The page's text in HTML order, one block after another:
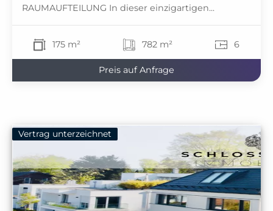
RAUMAUFTEILUNG In dieser einzigartigen...
175 m² 782 m² 6
Preis auf Anfrage
Vertrag unterzeichnet